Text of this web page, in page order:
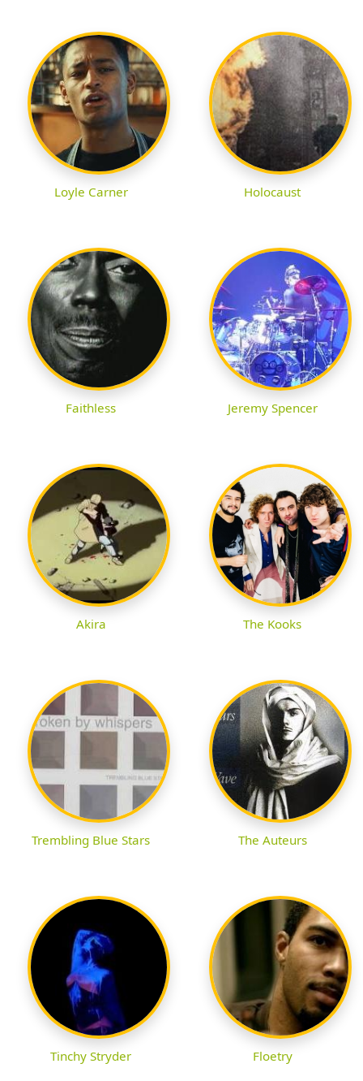
Loyle Carner Holocaust
Faithless Jeremy Spencer
Akira The Kooks
Trembling Blue Stars The Auteurs
Tinchy Stryder Floetry